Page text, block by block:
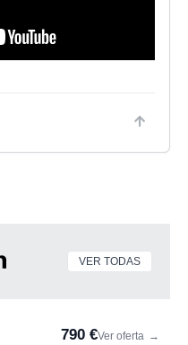
VER TODAS
790 €Ver oferta →